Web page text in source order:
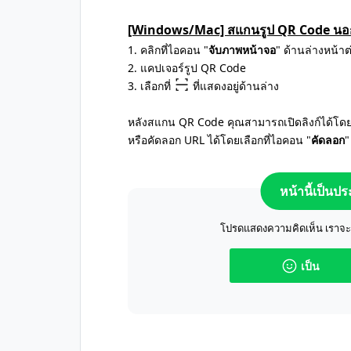
[Windows/Mac] สแกนรูป QR Code น
1. คลิกที่ไอคอน "จับภาพหน้าจอ" ด้านล่างหน้า
2. แคปเจอร์รูป QR Code
3. เลือกที่
ที่แสดงอยู่ด้านล่าง
หลังสแกน QR Code คุณสามารถเปิดลิงก์ได้โ
หรือคัดลอก URL ได้โดยเลือกที่ไอคอน "คัดลอก
หน้านี้เป็นป
โปรดแสดงความคิดเห็น เรา
เป็น